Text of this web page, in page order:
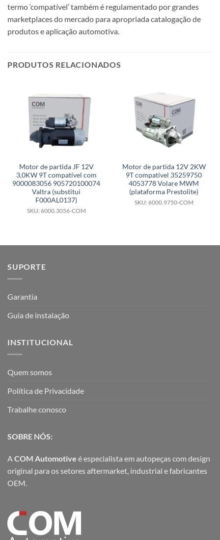
termo ‘compatível’ também é regulamentado por grandes
marketplaces do mercado para apropriada catalogação de
produtos e aplicação automotiva.
PRODUTOS RELACIONADOS
Motor de partida JF 12V
3,0KW 9T compatível com
9000083056 905720100074
Valtra (substitui
F000AL0137)
SKU: 6000.3056-COM
Motor de partida 12V 2KW
9T compatível 35259750
4053778 Volare MWM
(plataforma Prestolite)
SKU: 6000.9750-COM
SUPORTE
Garantia
Guia de instalação
INSTITUCIONAL
Quem somos
Política de Privacidade
Trabalhe conosco
SOBRE NÓS:
ACOM Automotive é especialista em autopeças com design
original para os setores aftermarket, industrial e fabricantes
OEM.